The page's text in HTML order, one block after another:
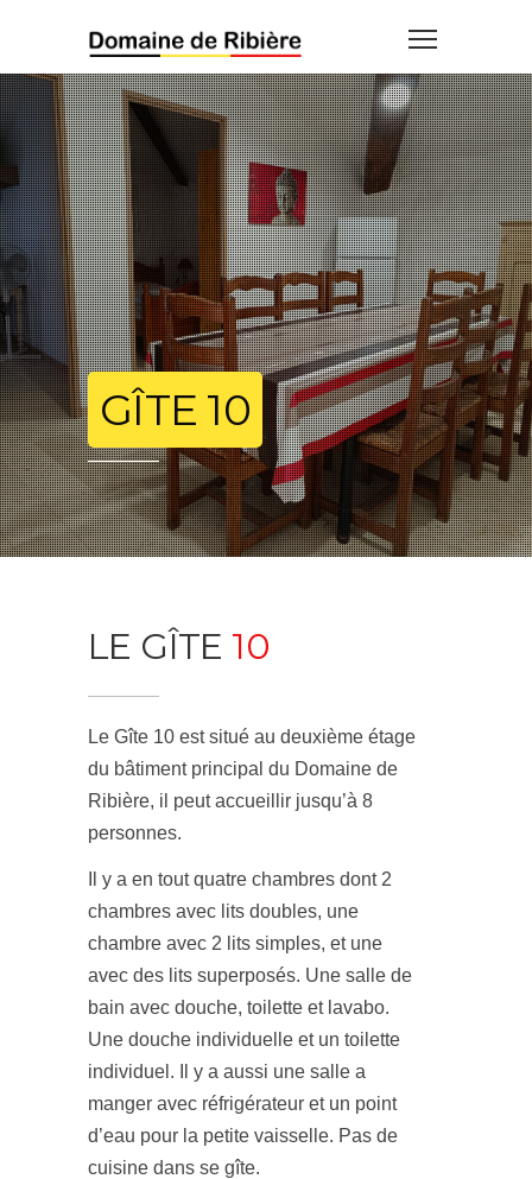
GÎTE 10
LE GÎTE 10
Le Gîte 10 est situé au deuxième étage
du bâtiment principal du Domaine de
Ribière, il peut accueillir jusqu’à 8
personnes.
Il y a en tout quatre chambres dont 2
chambres avec lits doubles, une
chambre avec 2 lits simples, et une
avec des lits superposés. Une salle de
bain avec douche, toilette et lavabo.
Une douche individuelle et un toilette
individuel. Il y a aussi une salle a
manger avec réfrigérateur et un point
d’eau pour la petite vaisselle. Pas de
cuisine dans se gîte.